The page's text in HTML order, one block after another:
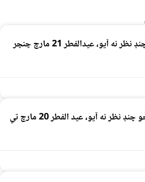
پاڪستان ۾ شوال جو چنڊ نظر نه آيو، عيدالفطر 21 مارچ ڇنڇر
سعودي عرب ۾ شوال جو چنڊ نظر نه آيو، عيد الفطر 20 مارچ تي